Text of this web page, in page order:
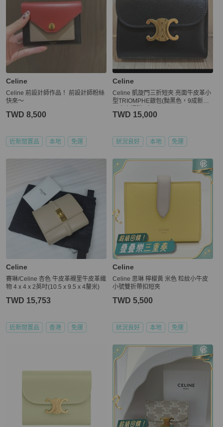
Celine
Celine 前設計師作品！ 前設計師粉絲
快來～
TWD 8,500
近新閒置品 本地 免運
Celine
Celine 凱旋門三折短夾 亮面牛皮革小
型TRIOMPHE銀包(黝黑色，9成新，
TWD 15,000
狀況良好 本地 免運
Celine
賽琳/Celine 杏色 牛皮革襯里牛皮革織
物 4 x 4 x 2英吋(10.5 x 9.5 x 4釐米)
TWD 15,753
近新閒置品 香港 免運
Celine
Celine 思琳 檸檬黃 米色 粒紋小牛皮
小號雙折帶扣短夾
TWD 5,500
狀況良好 本地 免運